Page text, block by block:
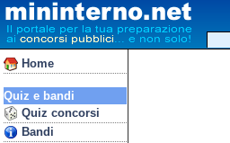
Home
Quiz e bandi
Quiz concorsi
Bandi